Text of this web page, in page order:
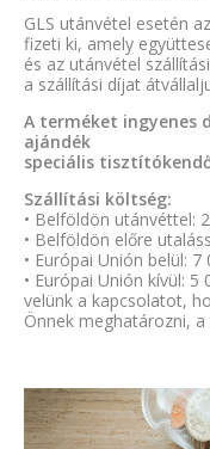
GLS utánvétel esetén
fizeti ki, amely
és az utánvétel
a szállítási díjat
A terméket ingyenes
ajándék
speciális
Szállítási költség:
• Belföldön utánvéttel:
• Belföldön előre
• Európai Unión belül: 7
• Európai Unión kívül:
velünk a kapcsolatot,
Önnek meghatározni,